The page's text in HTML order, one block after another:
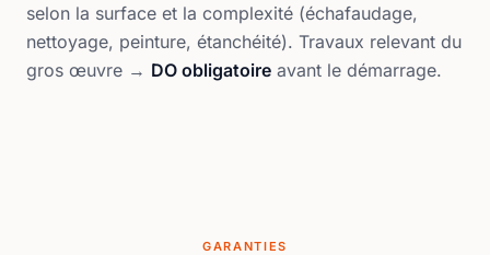
selon la surface et la complexité (échafaudage,
nettoyage, peinture, étanchéité). Travaux relevant du
gros œuvre → DO obligatoire avant le démarrage.
GARANTIES